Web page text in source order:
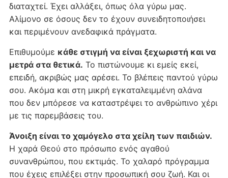
διαταχτεί. Έχει αλλάξει, όπως όλα γύρω μας.
Αλίμονο σε όσους δεν το έχουν συνειδητοποιήσει
και περιμένουν ανεδαφικά πράγματα.
Επιθυμούμε κάθε στιγμή να είναι ξεχωριστή και να
μετρά στα θετικά. Το πιστώνουμε κι εμείς εκεί,
επειδή, ακριβώς μας αρέσει. Το βλέπεις παντού γύρω
σου. Ακόμα και στη μικρή εγκαταλειμμένη αλάνα
που δεν μπόρεσε να καταστρέψει το ανθρώπινο χέρι
με τις παρεμβάσεις του.
Άνοιξη είναι το χαμόγελο στα χείλη των παιδιών.
Η χαρά Θεού στο πρόσωπο ενός αγαθού
συνανθρώπου, που εκτιμάς. Το χαλαρό πρόγραμμα
που έχεις επιλέξει στην προσωπική σου ζωή. Και οι